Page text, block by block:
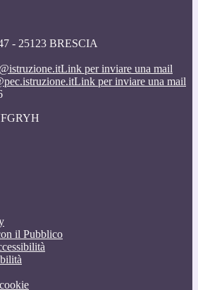
- 25123 BRESCIA
Link per inviare una mail
Link per inviare una mail
il Pubblico